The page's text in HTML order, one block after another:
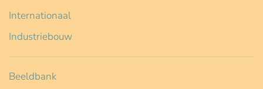
Internationaal
Industriebouw
Beeldbank